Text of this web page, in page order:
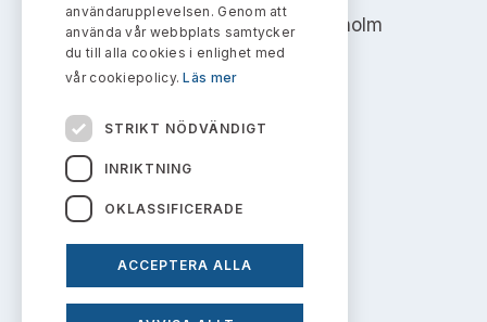
Address: Box 7354, 103 90 Stockholm
info@aktiemarknadsnamnden.se
Om innehållet
Om webbplatsen
användarupplevelsen. Genom att
använda vår webbplats samtycker
du till alla cookies i enlighet med
vår cookiepolicy.Läs mer
STRIKT NÖDVÄNDIGT
INRIKTNING
OKLASSIFICERADE
ACCEPTERA ALLA